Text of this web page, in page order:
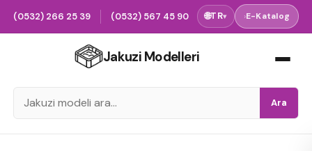
(0532) 266 25 39 (0532) 567 45 90 🌐TR▾ ›E-Katalog
Jakuzi Modelleri
Ara